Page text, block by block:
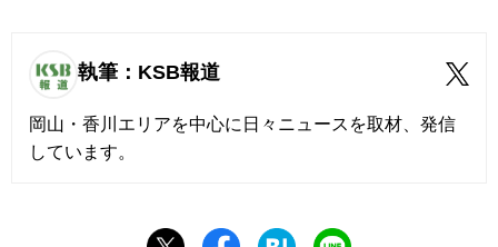
執筆：KSB報道
岡山・香川エリアを中心に日々ニュースを取材、発信
しています。